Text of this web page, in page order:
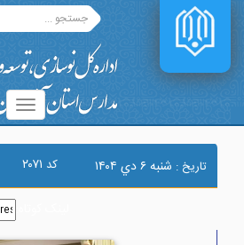
تاریخ : شنبه ۶ دي ۱۴۰۴ کد ۲۰۷۱